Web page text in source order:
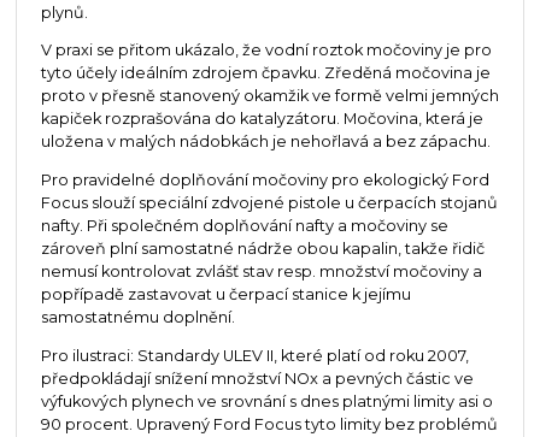
plynů.
V praxi se přitom ukázalo, že vodní roztok močoviny je pro
tyto účely ideálním zdrojem čpavku. Zředěná močovina je
proto v přesně stanovený okamžik ve formě velmi jemných
kapiček rozprašována do katalyzátoru. Močovina, která je
uložena v malých nádobkách je nehořlavá a bez zápachu.
Pro pravidelné doplňování močoviny pro ekologický Ford
Focus slouží speciální zdvojené pistole u čerpacích stojanů
nafty. Při společném doplňování nafty a močoviny se
zároveň plní samostatné nádrže obou kapalin, takže řidič
nemusí kontrolovat zvlášť stav resp. množství močoviny a
popřípadě zastavovat u čerpací stanice k jejímu
samostatnému doplnění.
Pro ilustraci: Standardy ULEV II, které platí od roku 2007,
předpokládají snížení množství NOx a pevných částic ve
výfukových plynech ve srovnání s dnes platnými limity asi o
90 procent. Upravený Ford Focus tyto limity bez problémů